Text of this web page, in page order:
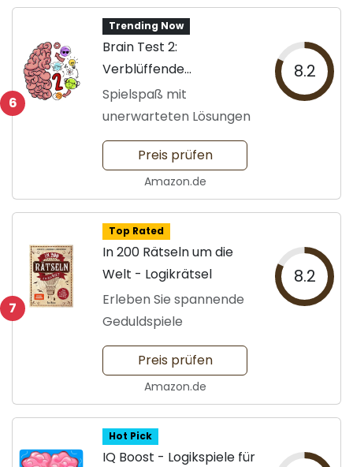
6
Trending Now
Brain Test 2:
Verblüffende
Denksportaufgaben
Spielspaß mit
unerwarteten Lösungen
8.2
Preis prüfen
Amazon.de
7
Top Rated
In 200 Rätseln um die
Welt - Logikrätsel
Erleben Sie spannende
Geduldspiele
8.2
Preis prüfen
Amazon.de
Hot Pick
IQ Boost - Logikspiele für